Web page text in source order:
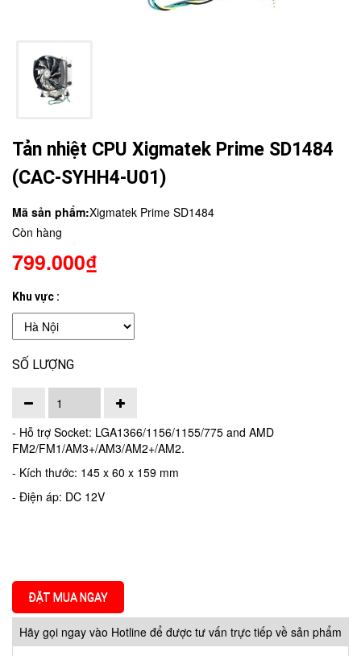
Tản nhiệt CPU Xigmatek Prime SD1484
(CAC-SYHH4-U01)
Mã sản phẩm:Xigmatek Prime SD1484
Còn hàng
799.000₫
Khu vực :
SỐ LƯỢNG
- Hỗ trợ Socket: LGA1366/1156/1155/775 and AMD
FM2/FM1/AM3+/AM3/AM2+/AM2.
- Kích thước: 145 x 60 x 159 mm
- Điện áp: DC 12V
ĐẶT MUA NGAY
Hãy gọi ngay vào Hotline để được tư vấn trực tiếp về sản phẩm